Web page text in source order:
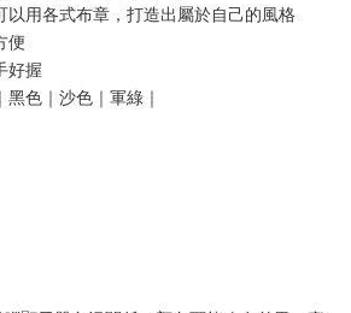
以用各式布章，打造出屬於自己的風格
便
好握
色｜沙色｜軍綠｜